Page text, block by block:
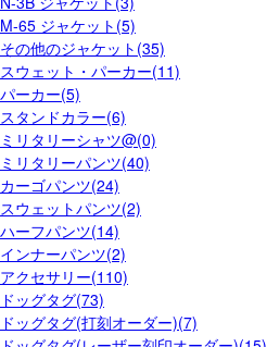
M-65 ジャケット(5)
その他のジャケット(35)
スウェット・パーカー(11)
パーカー(5)
スタンドカラー(6)
ミリタリーシャツ@(0)
ミリタリーパンツ(40)
カーゴパンツ(24)
スウェットパンツ(2)
ハーフパンツ(14)
インナーパンツ(2)
アクセサリー(110)
ドッグタグ(73)
ドッグタグ(打刻オーダー)(7)